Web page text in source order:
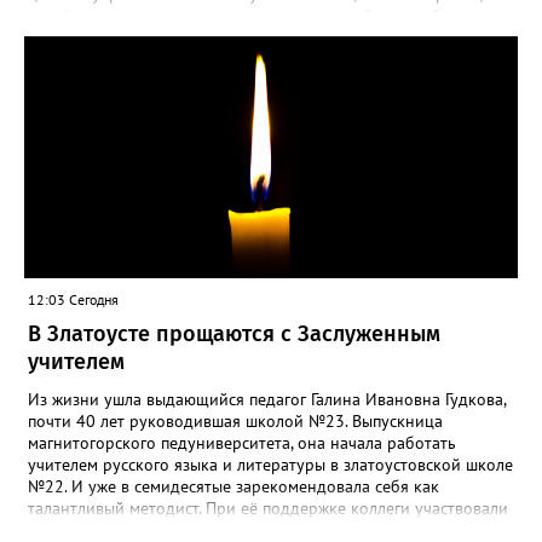
силы перед долгой зимовкой.
12:03 Сегодня
В Златоусте прощаются с Заслуженным
учителем
Из жизни ушла выдающийся педагог Галина Ивановна Гудкова,
почти 40 лет руководившая школой №23. Выпускница
магнитогорского педуниверситета, она начала работать
учителем русского языка и литературы в златоустовской школе
№22. И уже в семидесятые зарекомендовала себя как
талантливый методист. При её поддержке коллеги участвовали